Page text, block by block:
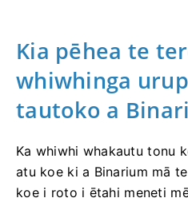
Kia pēhea te
whiwhinga
tautoko a
Ka whiwhi whakautu tonu
atu koe ki a Binarium mā
koe i roto i ētahi meneti